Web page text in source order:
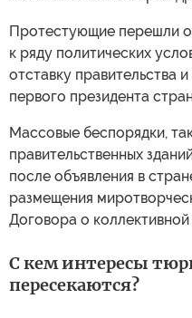
Протестующие перешли
к ряду политических
отставку правительства
первого президента
Массовые беспорядки,
правительственных
после объявления в
размещения
Договора о
С кем интересы
пересекаются?